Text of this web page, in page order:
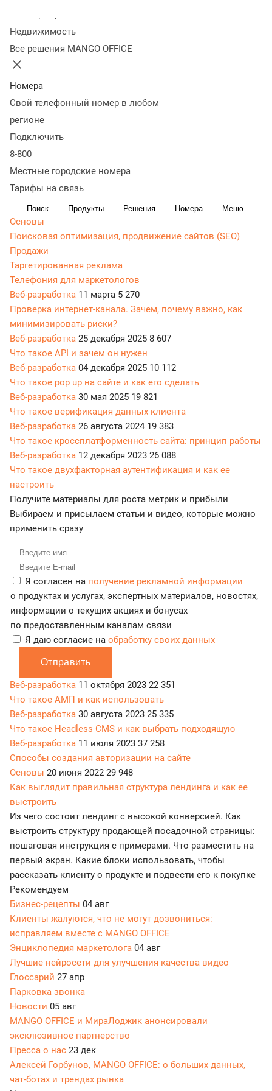
Недвижимость
Все решения MANGO OFFICE
Номера
Свой телефонный номер в любом
регионе
Подключить
8-800
Местные городские номера
Тарифы на связь
Поиск Продукты Решения Номера Меню
Веб-разработка: полезные советы для маркетологов:
примеры, технические задания, чек-листы и многое
другое
Аналитика
Веб-аналитика
Веб-разработка
Контекстная реклама
Google Adwords (ADS)
Контент-маркетинг
Мессенджеры
Основы
Поисковая оптимизация, продвижение сайтов (SEO)
Продажи
Таргетированная реклама
Телефония для маркетологов
Веб-разработка 11 марта 5 270
Проверка интернет-канала. Зачем, почему важно, как
минимизировать риски?
Веб-разработка 25 декабря 2025 8 607
Что такое API и зачем он нужен
Веб-разработка 04 декабря 2025 10 112
Что такое pop up на сайте и как его сделать
Веб-разработка 30 мая 2025 19 821
Что такое верификация данных клиента
Веб-разработка 26 августа 2024 19 383
Что такое кроссплатформенность сайта: принцип работы
Веб-разработка 12 декабря 2023 26 088
Что такое двухфакторная аутентификация и как ее
настроить
Получите материалы для роста метрик и прибыли
Выбираем и присылаем статьи и видео, которые можно
применить сразу
Я согласен на получение рекламной информации
о продуктах и услугах, экспертных материалов, новостях,
информации о текущих акциях и бонусах
по предоставленным каналам связи
Я даю согласие на обработку своих данных
Отправить
Веб-разработка 11 октября 2023 22 351
Что такое АМП и как использовать
Веб-разработка 30 августа 2023 25 335
Что такое Headless CMS и как выбрать подходящую
Веб-разработка 11 июля 2023 37 258
Способы создания авторизации на сайте
Основы 20 июня 2022 29 948
Как выглядит правильная структура лендинга и как ее
выстроить
Из чего состоит лендинг с высокой конверсией. Как
выстроить структуру продающей посадочной страницы:
пошаговая инструкция с примерами. Что разместить на
первый экран. Какие блоки использовать, чтобы
рассказать клиенту о продукте и подвести его к покупке
Рекомендуем
Бизнес-рецепты 04 авг
Клиенты жалуются, что не могут дозвониться:
исправляем вместе с MANGO OFFICE
Энциклопедия маркетолога 04 авг
Лучшие нейросети для улучшения качества видео
Глоссарий 27 апр
Парковка звонка
Новости 05 авг
MANGO OFFICE и МираЛоджик анонсировали
эксклюзивное партнерство
Пресса о нас 23 дек
Алексей Горбунов, MANGO OFFICE: о больших данных,
чат-ботах и трендах рынка